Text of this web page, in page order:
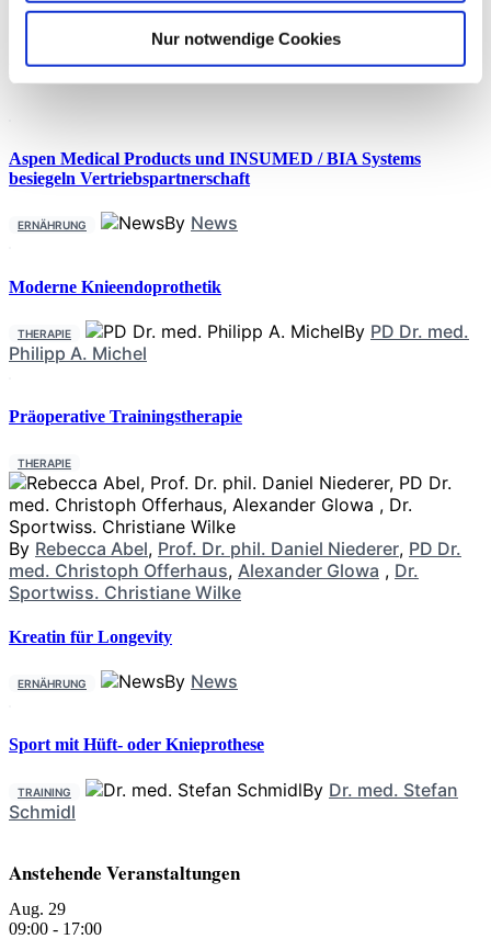
Nur notwendige Cookies
intensiver körperlicher Belastung bei 16 männlichen
Fußballspielern untersucht. Die Ergebnisse zeigten, dass PMT
im Vergleich zu passiver Erholung die isometrische
Muskelkraft nach
Neueste Beiträge
Aspen Medical Products und INSUMED / BIA Systems
besiegeln Vertriebspartnerschaft
ERNÄHRUNG By News
Moderne Knieendoprothetik
THERAPIE By PD Dr. med.
Philipp A. Michel
Präoperative Trainingstherapie
THERAPIE
By Rebecca Abel, Prof. Dr. phil. Daniel Niederer, PD Dr.
med. Christoph Offerhaus, Alexander Glowa , Dr.
Sportwiss. Christiane Wilke
Kreatin für Longevity
ERNÄHRUNG By News
Sport mit Hüft- oder Knieprothese
TRAINING By Dr. med. Stefan
Schmidl
Anstehende Veranstaltungen
Aug. 29
09:00 - 17:00